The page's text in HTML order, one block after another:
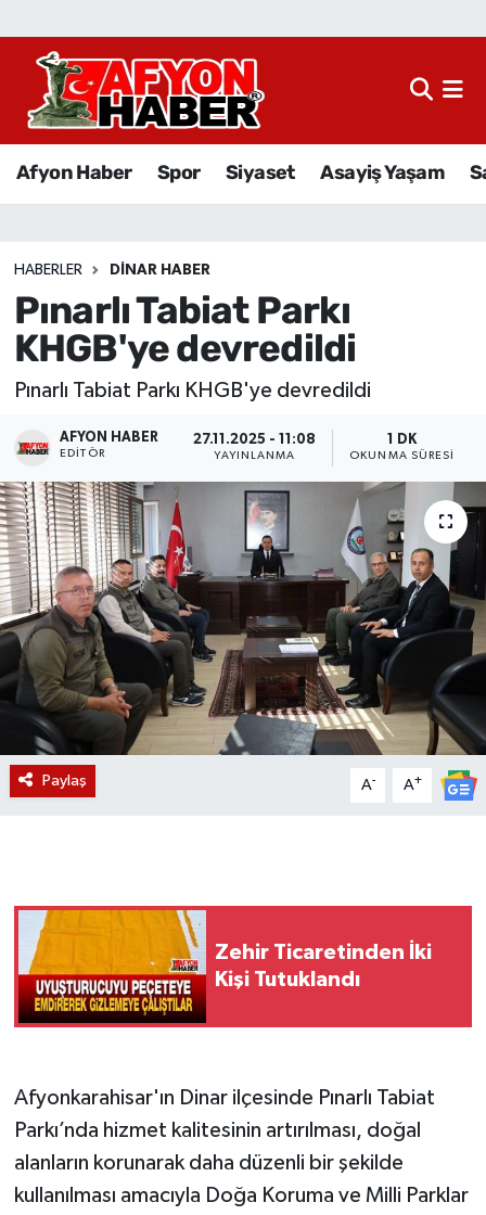
Afyon Haber Spor Siyaset Asayiş Yaşam
HABERLER DINAR HABER
Pınarlı Tabiat Parkı
KHGB'ye devredildi
Pınarlı Tabiat Parkı KHGB'ye devredildi
AFYON HABER
EDITÖR
27.11.2025 - 11:08
YAYINLANMA
1 DK
OKUNMA SÜRESI
Paylaş A- A+
Zehir Ticaretinden İki
Kişi Tutuklandı
Afyonkarahisar'ın Dinar ilçesinde Pınarlı Tabiat
Parkı’nda hizmet kalitesinin artırılması, doğal
alanların korunarak daha düzenli bir şekilde
kullanılması amacıyla Doğa Koruma ve Milli Parklar
Afyon Haber
Sağlık
Eğitim
Magazin
Etkinlikler